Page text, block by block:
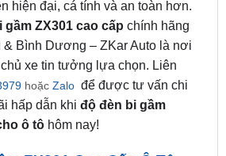
& Bình Dương – ZKar Auto là nơi
xe tin tưởng lựa chọn. Liên
hoặcZalođể được tư vấn chi
hấp dẫn khiđộ đèn bi gầm
ô tôhôm nay!
ZX301 Cao Cấp Ô Tô –